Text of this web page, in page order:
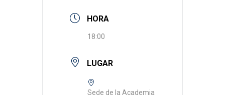
HORA
18:00
LUGAR
Sede de la Academia